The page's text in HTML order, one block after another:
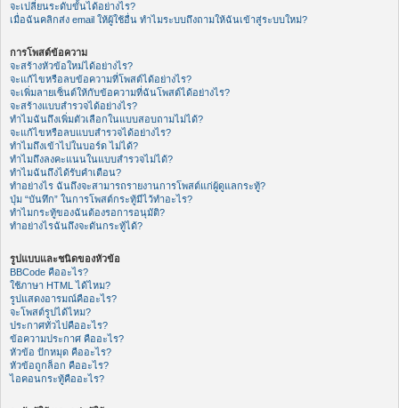
จะเปลี่ยนระดับขั้นได้อย่างไร?
เมื่อฉันคลิกส่ง email ให้ผู้ใช้อื่น ทำไมระบบถึงถามให้ฉันเข้าสู่ระบบใหม่?
การโพสต์ข้อความ
จะสร้างหัวข้อใหม่ได้อย่างไร?
จะแก้ไขหรือลบข้อความที่โพสต์ได้อย่างไร?
จะเพิ่มลายเซ็นต์ให้กับข้อความที่ฉันโพสต์ได้อย่างไร?
จะสร้างแบบสำรวจได้อย่างไร?
ทำไมฉันถึงเพิ่มตัวเลือกในแบบสอบถามไม่ได้?
จะแก้ไขหรือลบแบบสำรวจได้อย่างไร?
ทำไมถึงเข้าไปในบอร์ด ไม่ได้?
ทำไมถึงลงคะแนนในแบบสำรวจไม่ได้?
ทำไมฉันถึงได้รับคำเตือน?
ทำอย่างไร ฉันถึงจะสามารถรายงานการโพสต์แก่ผู้ดูแลกระทู้?
ปุ่ม “บันทึก” ในการโพสต์กระทู้มีไว้ทำอะไร?
ทำไมกระทู้ของฉันต้องรอการอนุมัติ?
ทำอย่างไรฉันถึงจะดันกระทู้ได้?
รูปแบบและชนิดของหัวข้อ
BBCode คืออะไร?
ใช้ภาษา HTML ได้ไหม?
รูปแสดงอารมณ์คืออะไร?
จะโพสต์รูปได้ไหม?
ประกาศทั่วไปคืออะไร?
ข้อความประกาศ คืออะไร?
หัวข้อ ปักหมุด คืออะไร?
หัวข้อถูกล็อก คืออะไร?
ไอคอนกระทู้คืออะไร?